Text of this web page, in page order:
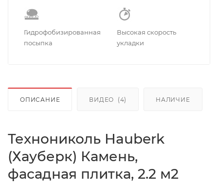
Гидрофобизированная
посыпка
Высокая скорость
укладки
ОПИСАНИЕ ВИДЕО (4) НАЛИЧИЕ
Технониколь Hauberk
(Хауберк) Камень,
фасадная плитка, 2.2 м2